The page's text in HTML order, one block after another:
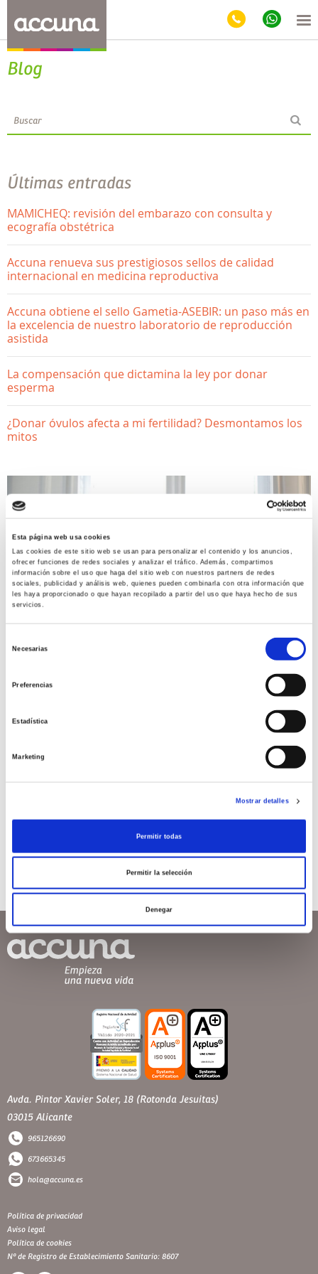
Esta página web usa cookies
Las cookies de este sitio web se usan para personalizar el contenido y los anuncios,
ofrecer funciones de redes sociales y analizar el tráfico. Además, compartimos
información sobre el uso que haga del sitio web con nuestros partners de redes
sociales, publicidad y análisis web, quienes pueden combinarla con otra información que
les haya proporcionado o que hayan recopilado a partir del uso que haya hecho de sus
servicios.
Necesarias
Preferencias
Estadística
Marketing
Mostrar detalles
Permitir todas
Permitir la selección
Denegar
Blog
Últimas entradas
MAMICHEQ: revisión del embarazo con consulta y
ecografía obstétrica
Accuna renueva sus prestigiosos sellos de calidad
internacional en medicina reproductiva
Accuna obtiene el sello Gametia-ASEBIR: un paso más en
la excelencia de nuestro laboratorio de reproducción
asistida
La compensación que dictamina la ley por donar
esperma
¿Donar óvulos afecta a mi fertilidad? Desmontamos los
mitos
SALUD GINECOLÓGICA
dolor y las molestias
ciclos pautándote la toma de anticonceptivos y/o
causantes de tus […]
Leer más >
Avda. Pintor Xavier Soler, 18 (Rotonda Jesuitas)
03015 Alicante
965126690
673665345
hola@accuna.es
Política de privacidad
Aviso legal
Política de cookies
Nº de Registro de Establecimiento Sanitario: 8607